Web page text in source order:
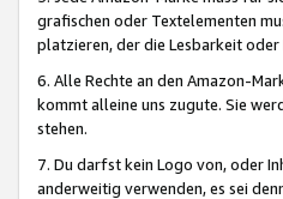
grafischen oder Textelementen
platzieren, der die Lesbarkeit
6. Alle Rechte an den Amazon-
kommt alleine uns zugute. Sie
stehen.
7. Du darfst kein Logo von, oder
anderweitig verwenden, es sei